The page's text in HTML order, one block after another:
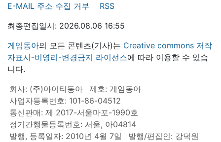
E-MAIL 주소 수집 거부
RSS
최종편집일시: 2026.08.06 16:55
게임동아의 모든 콘텐츠(기사)는 Creative commons 저작
자표시-비영리-변경금지 라이선스에 따라 이용할 수 있습
니다.
회사: (주)아이티동아
제호: 게임동아
사업자등록번호: 101-86-04512
통신판매: 제 2017-서울마포-1990호
정기간행물등록번호: 서울, 아04814
발행, 등록일자: 2010년 4월 7일
발행/편집인: 강덕원